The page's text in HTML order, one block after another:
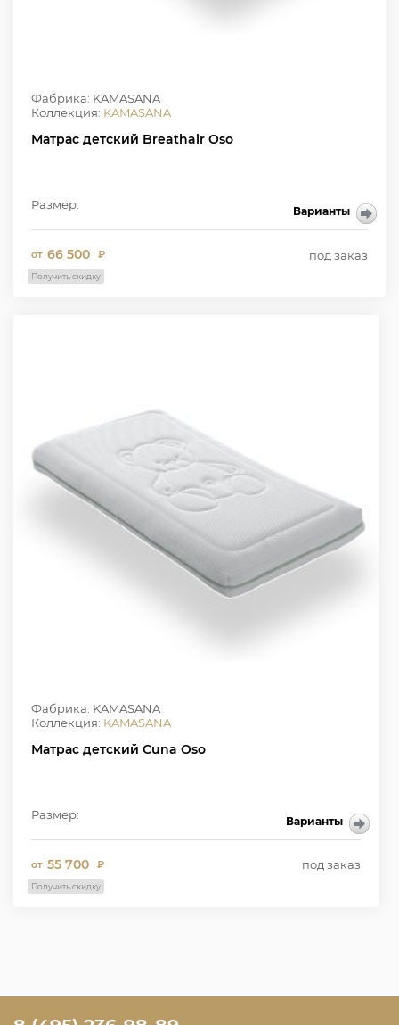
Фабрика: KAMASANA
Коллекция: KAMASANA
Матрас детский Breathair Oso
Размер:
от 66 500 ₽ под заказ
Получить скидку
Варианты
Фабрика: KAMASANA
Коллекция: KAMASANA
Матрас детский Cuna Oso
Размер:
от 55 700 ₽ под заказ
Получить скидку
Варианты